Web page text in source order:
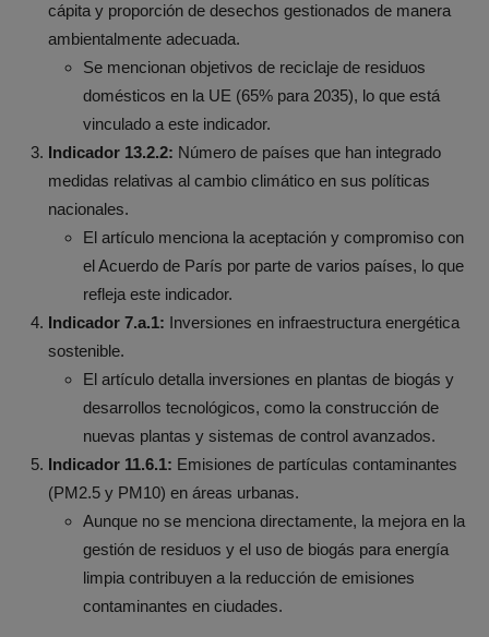
cápita y proporción de desechos gestionados de manera
ambientalmente adecuada.
Se mencionan objetivos de reciclaje de residuos
domésticos en la UE (65% para 2035), lo que está
vinculado a este indicador.
Indicador 13.2.2: Número de países que han integrado
medidas relativas al cambio climático en sus políticas
nacionales.
El artículo menciona la aceptación y compromiso con
el Acuerdo de París por parte de varios países, lo que
refleja este indicador.
Indicador 7.a.1: Inversiones en infraestructura energética
sostenible.
El artículo detalla inversiones en plantas de biogás y
desarrollos tecnológicos, como la construcción de
nuevas plantas y sistemas de control avanzados.
Indicador 11.6.1: Emisiones de partículas contaminantes
(PM2.5 y PM10) en áreas urbanas.
Aunque no se menciona directamente, la mejora en la
gestión de residuos y el uso de biogás para energía
limpia contribuyen a la reducción de emisiones
contaminantes en ciudades.